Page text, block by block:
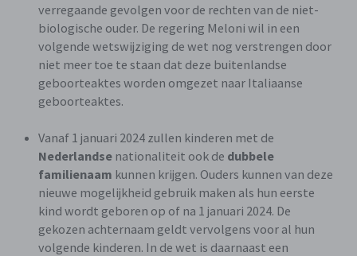
verregaande gevolgen voor de rechten van de niet-
biologische ouder. De regering Meloni wil in een
volgende wetswijziging de wet nog verstrengen door
niet meer toe te staan dat deze buitenlandse
geboorteaktes worden omgezet naar Italiaanse
geboorteaktes.
Vanaf 1 januari 2024 zullen kinderen met de
Nederlandse nationaliteit ook de dubbele
familienaam kunnen krijgen. Ouders kunnen van deze
nieuwe mogelijkheid gebruik maken als hun eerste
kind wordt geboren op of na 1 januari 2024. De
gekozen achternaam geldt vervolgens voor al hun
volgende kinderen. In de wet is daarnaast een